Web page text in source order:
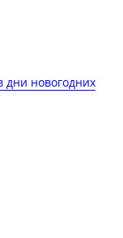
дни новогодних